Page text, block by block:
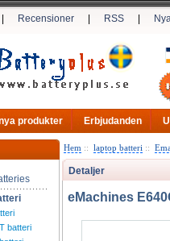
Recensioner RSS
produkter Erbjudanden
batteri
Hem :: laptop batteri ::
Detaljer
eMachines